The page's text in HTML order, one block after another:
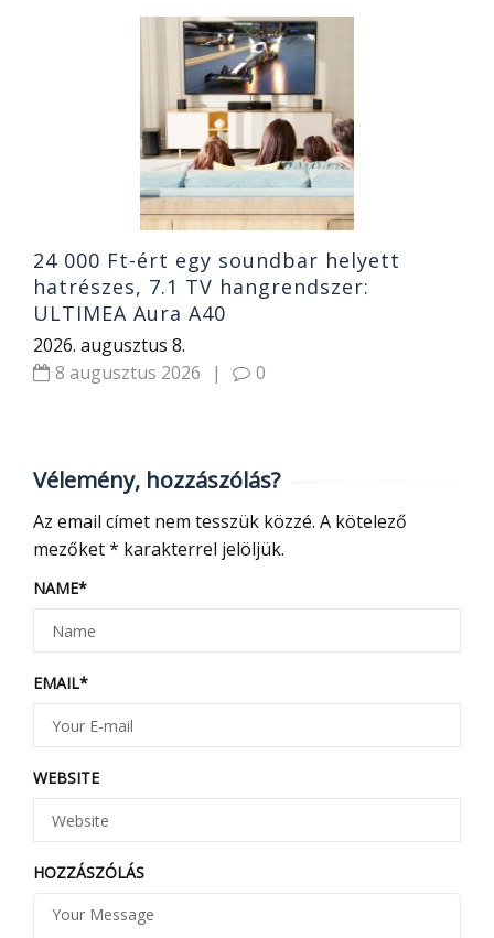
24 000 Ft-ért egy soundbar helyett
hatrészes, 7.1 TV hangrendszer:
ULTIMEA Aura A40
2026. augusztus 8.
8 augusztus 2026
| 0
Vélemény, hozzászólás?
Az email címet nem tesszük közzé. A kötelező
mezőket* karakterrel jelöljük.
NAME*
EMAIL*
WEBSITE
HOZZÁSZÓLÁS